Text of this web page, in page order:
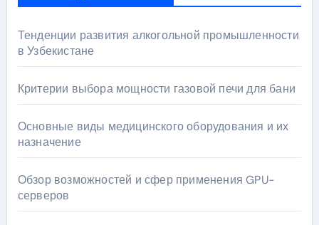
Тенденции развития алкогольной промышленности
в Узбекистане
Критерии выбора мощности газовой печи для бани
Основные виды медицинского оборудования и их
назначение
Обзор возможностей и сфер применения GPU-
серверов